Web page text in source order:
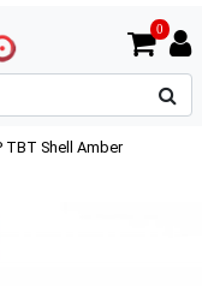
0
TBT Shell Amber